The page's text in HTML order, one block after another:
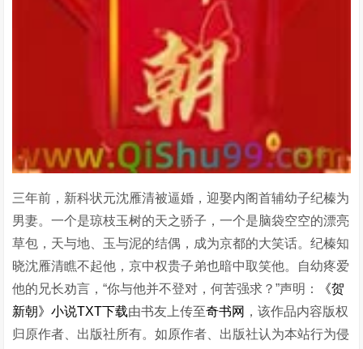
三年前，新科状元沈雁清被逼婚，迎娶内阁首辅幼子纪榛为
男妻。一个是琼枝玉树的天之骄子，一个是脑袋空空的漂亮
草包，天与地、玉与泥的结偶，成为京都的大笑话。纪榛知
晓沈雁清瞧不起他，京中权贵子弟也暗中取笑他。自幼疼爱
他的兄长劝言，“你与他并不登对，何苦强求？”声明：
《贺
新朝》小说TXT下载由书友上传至奇书网 ，该作品内容版权
归原作者、出版社所有。如原作者、出版社认为本站行为侵